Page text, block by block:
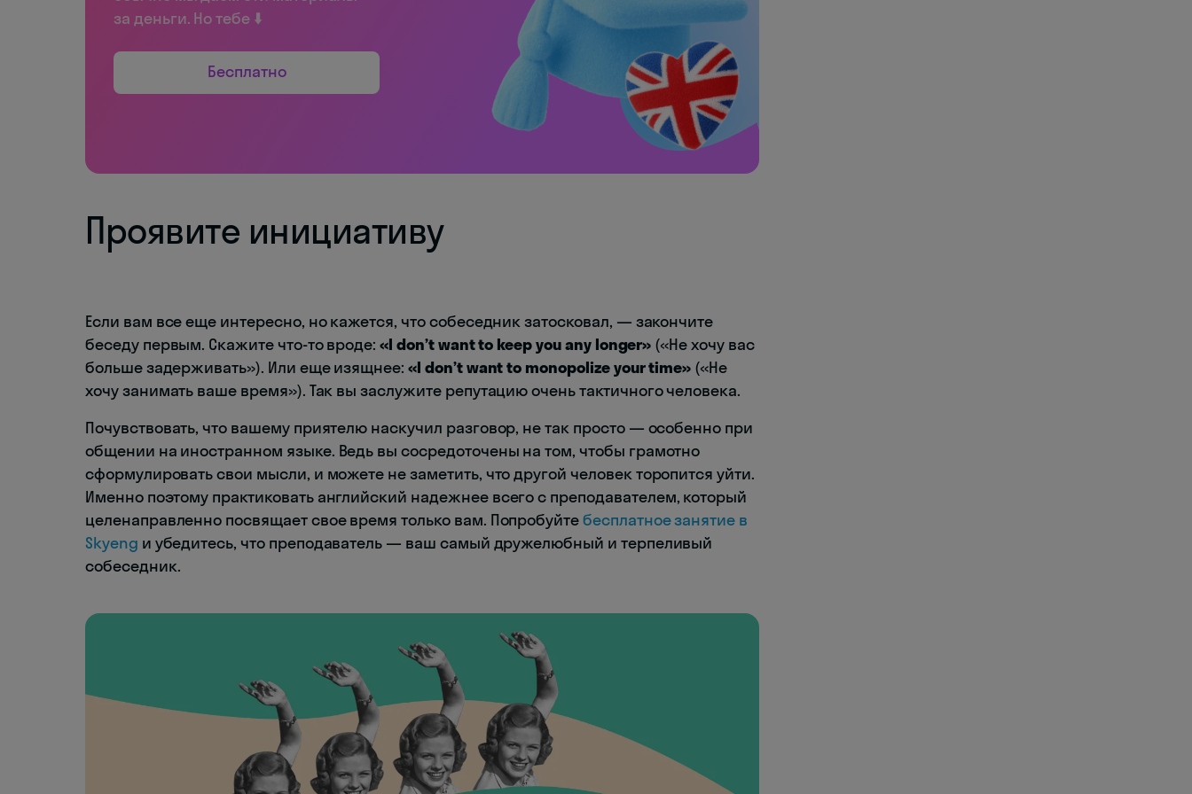
за деньги. Но тебе ⬇️
Бесплатно
Проявите инициативу
Если вам все еще интересно, но кажется, что собеседник затосковал, — закончите
беседу первым. Скажите что-то вроде:«I don’t want to keep you any longer» («Не хочу вас
больше задерживать»). Или еще изящнее:«I don’t want to monopolize your time» («Не
хочу занимать ваше время»). Так вы заслужите репутацию очень тактичного человека.
Почувствовать, что вашему приятелю наскучил разговор, не так просто — особенно при
общении на иностранном языке. Ведь вы сосредоточены на том, чтобы грамотно
сформулировать свои мысли, и можете не заметить, что другой человек торопится уйти.
Именно поэтому практиковать английский надежнее всего с преподавателем, который
целенаправленно посвящает свое время только вам. Попробуйтебесплатное занятие в
Skyeng и убедитесь, что преподаватель — ваш самый дружелюбный и терпеливый
собеседник.